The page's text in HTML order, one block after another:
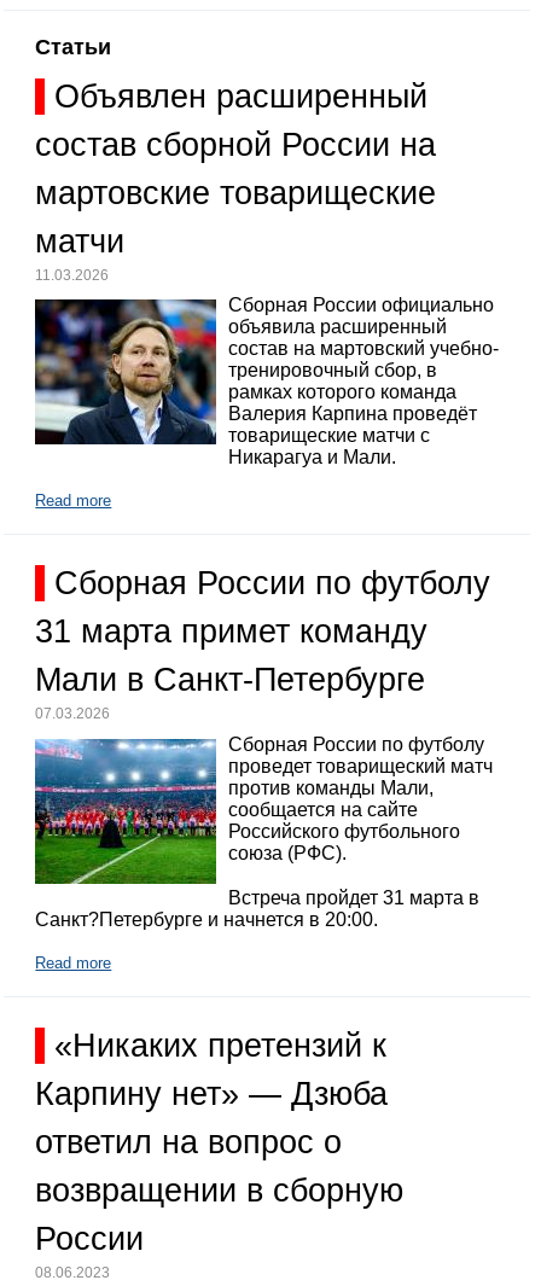
Статьи
Объявлен расширенный
состав сборной России на
мартовские товарищеские
матчи
11.03.2026
Сборная России официально
объявила расширенный
состав на мартовский учебно-
тренировочный сбор, в
рамках которого команда
Валерия Карпина проведёт
товарищеские матчи с
Никарагуа и Мали.
Read more
Сборная России по футболу
31 марта примет команду
Мали в Санкт-Петербурге
07.03.2026
Сборная России по футболу
проведет товарищеский матч
против команды Мали,
сообщается на сайте
Российского футбольного
союза (РФС).
Встреча пройдет 31 марта в
Санкт?Петербурге и начнется в 20:00.
Read more
«Никаких претензий к
Карпину нет» — Дзюба
ответил на вопрос о
возвращении в сборную
России
08.06.2023